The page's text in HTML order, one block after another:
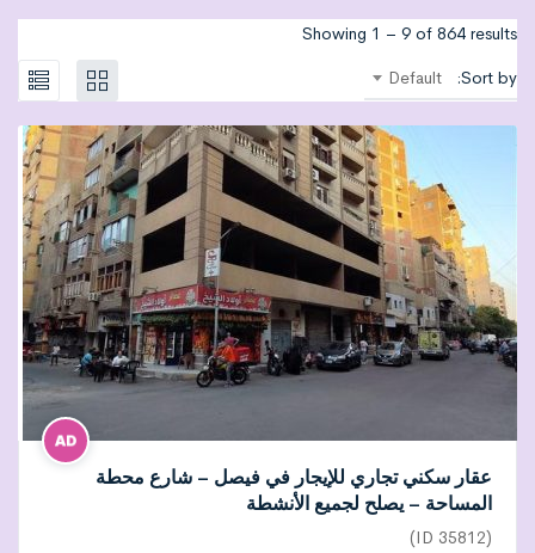
Showing 1 – 9 of 864 results
Sort by:
Default
عقار سكني تجاري للإيجار في فيصل – شارع محطة
المساحة – يصلح لجميع الأنشطة
(ID 35812)